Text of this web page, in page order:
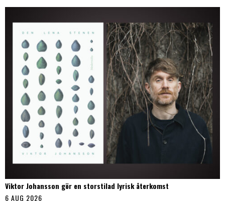
Viktor Johansson gör en storstilad lyrisk återkomst
6 AUG 2026